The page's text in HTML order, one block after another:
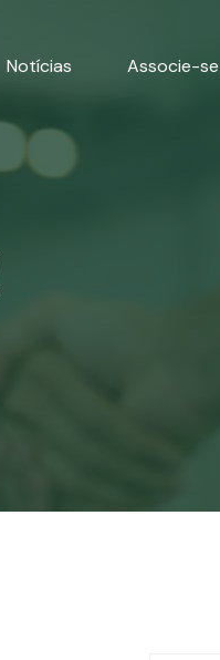
Notícias Associe-se